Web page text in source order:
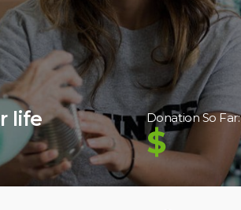
life
Donation So Far:
$